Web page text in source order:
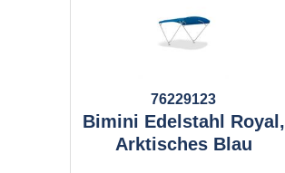
76229123
Bimini Edelstahl Royal,
Arktisches Blau